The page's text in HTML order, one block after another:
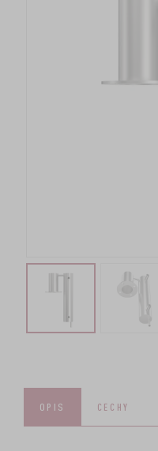
OPIS CECHY
SKŁADNIKI ZESTAWU